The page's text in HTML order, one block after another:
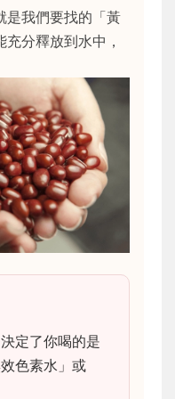
是我們要找的「黃
分釋放到水中，
定了你喝的是
色素水」或